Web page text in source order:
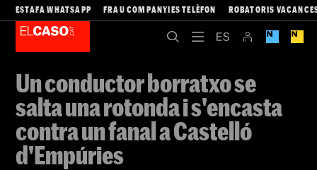
ESTAFA WHATSAPP FRAU COMPANYIES TELÈFON ROBATORIS
Un conductor borratxo se
salta una rotonda i s'encasta
contra un fanal a Castelló
d'Empúries